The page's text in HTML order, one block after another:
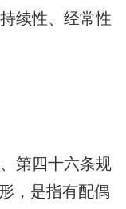
续性、经常性
第四十六条规
，是指有配偶